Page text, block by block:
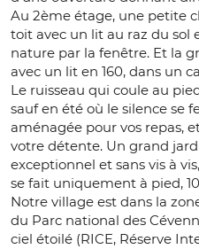
Au 2ème étage, une petite
toit avec un lit au raz du sol
nature par la fenêtre. Et la
avec un lit en 160, dans un
Le ruisseau qui coule au
sauf en été où le silence se
aménagée pour vos repas,
votre détente. Un grand
exceptionnel et sans vis à
se fait uniquement à pied,
Notre village est dans la
du Parc national des
ciel étoilé (RICE, Réserve